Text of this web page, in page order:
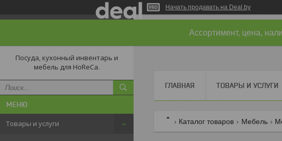
Начать продавать на Deal.by
Ассортимент, цена,
Посуда, кухонный инвентарь и
мебель для HoReCa.
Товары и услуги
ГЛАВНАЯ ТОВАРЫ И УСЛУГИ
Каталог товаров Мебель